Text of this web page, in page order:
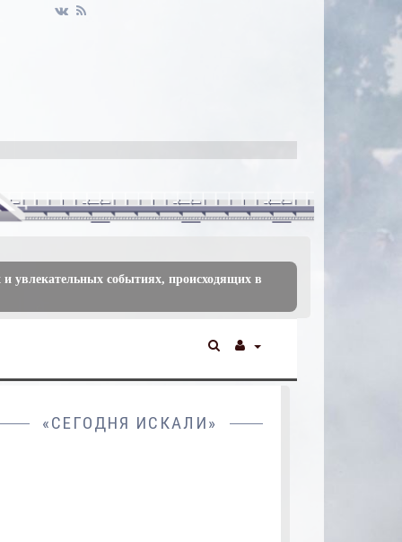
увлекательных событиях, происходящих в
«СЕГОДНЯ ИСКАЛИ»